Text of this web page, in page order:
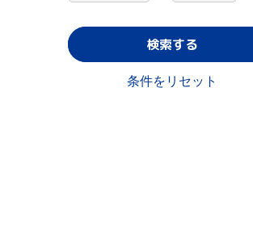
検索する
条件をリセット